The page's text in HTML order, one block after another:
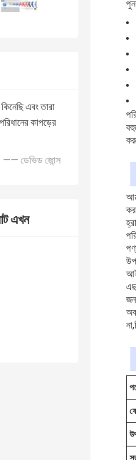
এবং তারা
কাপড়ের
—— ডেভিড জোন্স
এখন